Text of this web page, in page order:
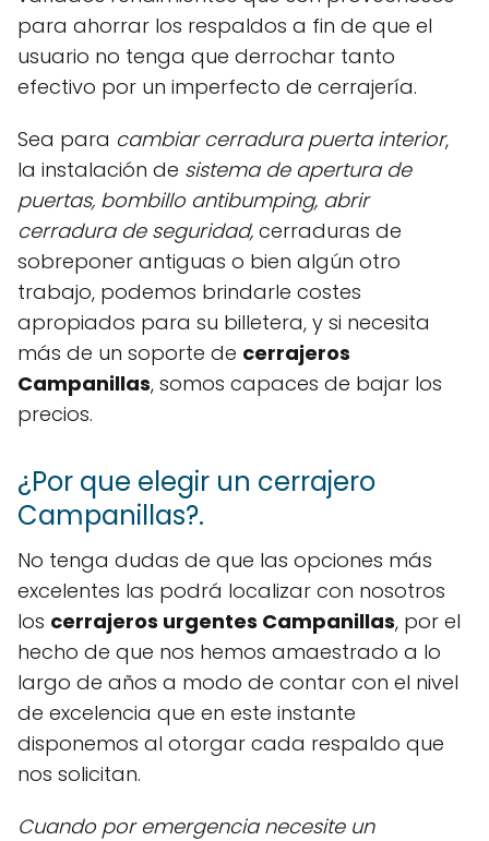
para ahorrar los respaldos a fin de que el
usuario no tenga que derrochar tanto
efectivo por un imperfecto de cerrajería.
Sea para cambiar cerradura puerta interior,
la instalación de sistema de apertura de
puertas, bombillo antibumping, abrir
cerradura de seguridad, cerraduras de
sobreponer antiguas o bien algún otro
trabajo, podemos brindarle costes
apropiados para su billetera, y si necesita
más de un soporte de cerrajeros
Campanillas, somos capaces de bajar los
precios.
¿Por que elegir un cerrajero
Campanillas?.
No tenga dudas de que las opciones más
excelentes las podrá localizar con nosotros
los cerrajeros urgentes Campanillas, por el
hecho de que nos hemos amaestrado a lo
largo de años a modo de contar con el nivel
de excelencia que en este instante
disponemos al otorgar cada respaldo que
nos solicitan.
Cuando por emergencia necesite un